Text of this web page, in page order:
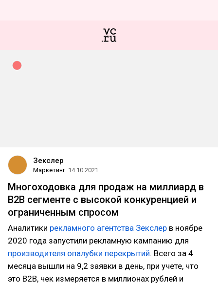
Зекслер
Маркетинг 14.10.2021
Многоходовка для продаж на миллиард в
B2B сегменте с высокой конкуренцией и
ограниченным спросом
Аналитики рекламного агентства Зекслер в ноябре
2020 года запустили рекламную кампанию для
производителя опалубки перекрытий. Всего за 4
месяца вышли на 9,2 заявки в день, при учете, что
это B2B, чек измеряется в миллионах рублей и